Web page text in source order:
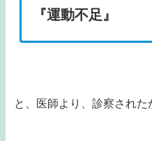
『運動不足』
と、医師より、診察された